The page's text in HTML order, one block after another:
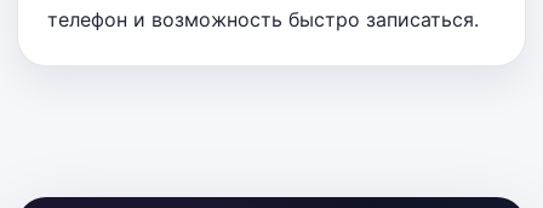
телефон и возможность быстро записаться.